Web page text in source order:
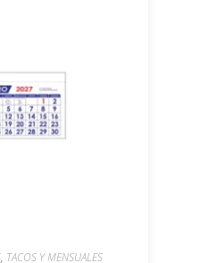
, TACOS Y MENSUALES